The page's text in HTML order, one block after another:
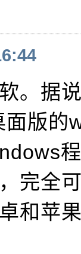
。据
版的
完全
和苹